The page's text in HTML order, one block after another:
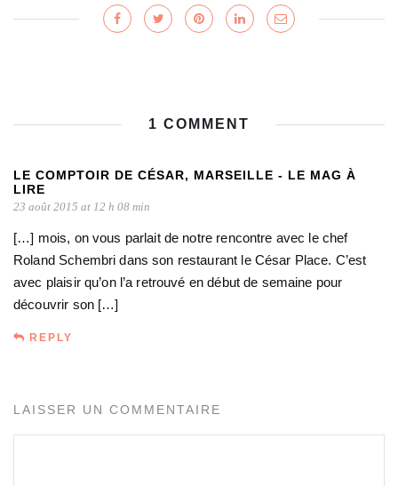
1 COMMENT
LE COMPTOIR DE CÉSAR, MARSEILLE - LE MAG À
LIRE
23 août 2015 at 12 h 08 min
[…] mois, on vous parlait de notre rencontre avec le chef
Roland Schembri dans son restaurant le César Place. C’est
avec plaisir qu’on l’a retrouvé en début de semaine pour
découvrir son […]
REPLY
LAISSER UN COMMENTAIRE